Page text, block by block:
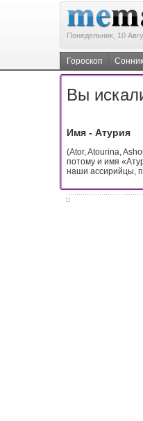
Понедельник, 10
Гороскоп Сонник
Вы
Имя - Атурия
(Ator, Atourina,
потому и имя
наши ассирийцы,